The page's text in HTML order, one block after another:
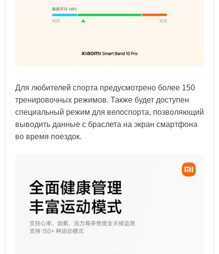
Для любителей спорта предусмотрено более 150
тренировочных режимов. Также будет доступен
специальный режим для велоспорта, позволяющий
выводить данные с браслета на экран смартфона
во время поездок.